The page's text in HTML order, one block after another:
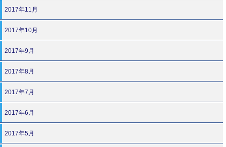
2017年11月
2017年10月
2017年9月
2017年8月
2017年7月
2017年6月
2017年5月